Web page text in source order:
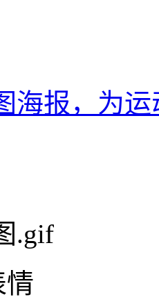
海报，为
.gif
情